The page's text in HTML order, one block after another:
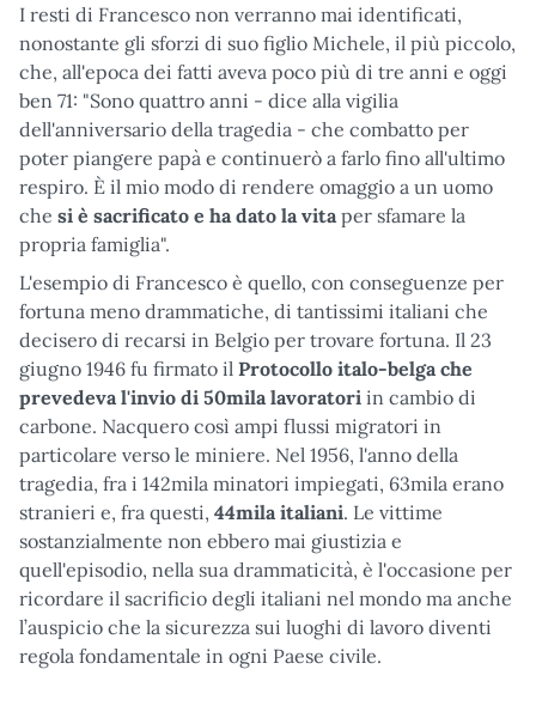
I resti di Francesco non verranno mai identificati,
nonostante gli sforzi di suo figlio Michele, il più piccolo,
che, all'epoca dei fatti aveva poco più di tre anni e oggi
ben 71: "Sono quattro anni - dice alla vigilia
dell'anniversario della tragedia - che combatto per
poter piangere papà e continuerò a farlo fino all'ultimo
respiro. È il mio modo di rendere omaggio a un uomo
che si è sacrificato e ha dato la vita per sfamare la
propria famiglia".
L'esempio di Francesco è quello, con conseguenze per
fortuna meno drammatiche, di tantissimi italiani che
decisero di recarsi in Belgio per trovare fortuna. Il 23
giugno 1946 fu firmato il Protocollo italo-belga che
prevedeva l'invio di 50mila lavoratori in cambio di
carbone. Nacquero così ampi flussi migratori in
particolare verso le miniere. Nel 1956, l'anno della
tragedia, fra i 142mila minatori impiegati, 63mila erano
stranieri e, fra questi, 44mila italiani. Le vittime
sostanzialmente non ebbero mai giustizia e
quell'episodio, nella sua drammaticità, è l'occasione per
ricordare il sacrificio degli italiani nel mondo ma anche
l’auspicio che la sicurezza sui luoghi di lavoro diventi
regola fondamentale in ogni Paese civile.